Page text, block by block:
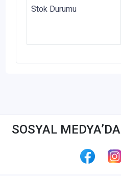
Stok Durumu
SOSYAL MEDYA’DA